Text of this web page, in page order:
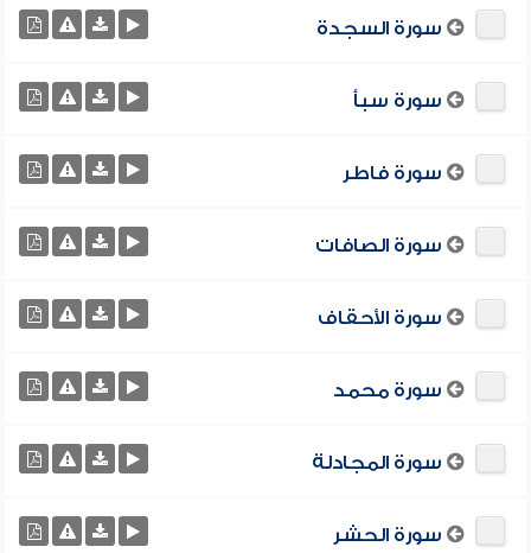
سورة السجدة
سورة سبأ
سورة فاطر
سورة الصافات
سورة الأحقاف
سورة محمد
سورة المجادلة
سورة الحشر